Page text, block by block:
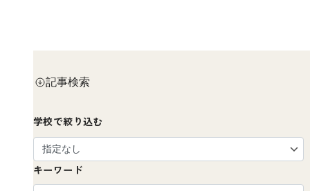
記事検索
学校で絞り込む
キーワード